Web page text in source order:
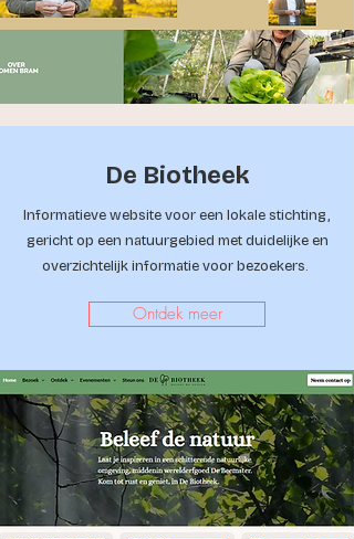
De Biotheek
Informatieve website voor een lokale stichting,
gericht op een natuurgebied met duidelijke en
overzichtelijk informatie voor bezoekers.
Ontdek meer